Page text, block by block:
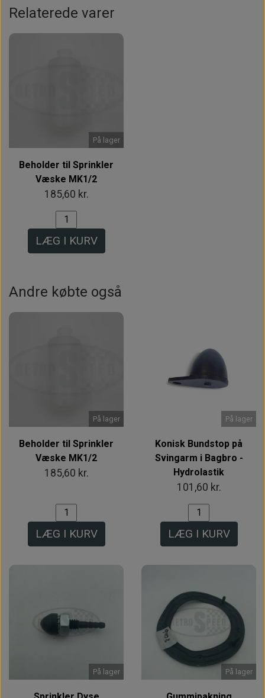
Relaterede varer
På lager
Beholder til Sprinkler
Væske MK1/2
185,60 kr.
LÆG I KURV
Andre købte også
På lager
Beholder til Sprinkler
Væske MK1/2
185,60 kr.
LÆG I KURV
På lager
Konisk Bundstop på
Svingarm i Bagbro -
Hydrolastik
101,60 kr.
LÆG I KURV
På lager På lager